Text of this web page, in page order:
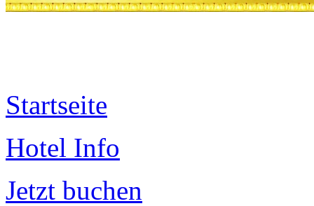
Startseite
Hotel Info
Jetzt buchen